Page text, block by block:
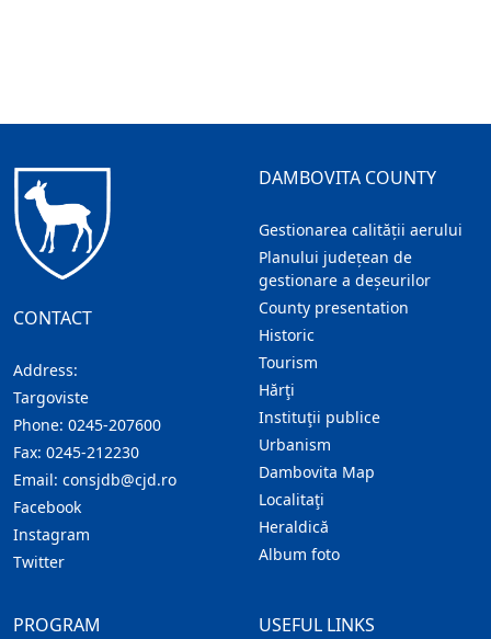
CONTACT
Address:
Targoviste
Phone: 0245-207600
Fax: 0245-212230
Email: consjdb@cjd.ro
Facebook
Instagram
Twitter
DAMBOVITA COUNTY
Gestionarea calității aerului
Planului județean de
gestionare a deșeurilor
County presentation
Historic
Tourism
Hărţi
Instituţii publice
Urbanism
Dambovita Map
Localitaţi
Heraldică
Album foto
USEFUL LINKS
PROGRAM